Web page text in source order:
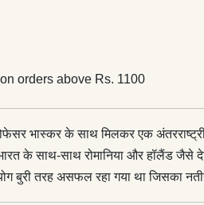
orders above Rs. 1100
भास्कर के साथ मिलकर एक
के साथ-साथ रोमानिया और हॉलैंड जैसे
बुरी तरह असफल रहा गया था जिसका